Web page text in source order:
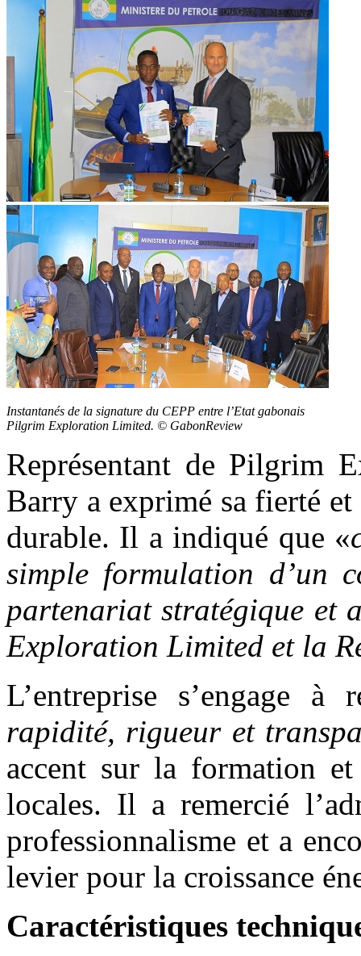
Instantanés de la signature du CEPP entre l’Etat gabonais
Pilgrim Exploration Limited. © GabonReview
Représentant de Pilgrim
Barry a exprimé sa fierté
durable. Il a indiqué que «
simple formulation d’un
partenariat stratégique et
Exploration Limited et la
L’entreprise s’engage à
rapidité, rigueur et
accent sur la formation et
locales. Il a remercié
professionnalisme et a
levier pour la croissance
Caractéristiques